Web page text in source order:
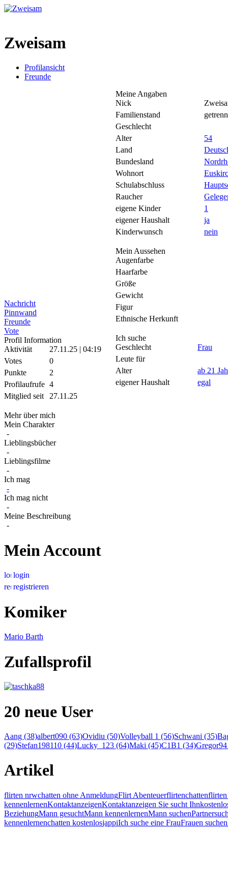
Zweisam
Profilansicht
Freunde
Nachricht
Pinnwand
Freunde
Vote
Profil Information
Aktivität
27.11.25 | 04:19
Votes
0
Punkte
2
Profilaufrufe 4
Mitglied seit
27.11.25
Meine Angaben
Nick
Familienstand
Geschlecht
Alter
54
Land
Bundesland
Wohnort
Schulabschluss
Raucher
eigene Kinder
1
eigener Haushalt
ja
Kinderwunsch
nein
Mein Aussehen
Augenfarbe
Haarfarbe
Größe
Gewicht
Figur
Ethnische Herkunft
Ich suche
Geschlecht
Frau
Leute für
Alter
ab 21
eigener Haushalt
egal
Mehr über mich
Mein Charakter
-
Lieblingsbücher
-
Lieblingsfilme
-
Ich mag
-
Ich mag nicht
-
Meine Beschreibung
-
Mein Account
login
registrieren
Komiker
Mario Barth
Zufallsprofil
20 neue User
Aang (38)albert090 (63)Ovidiu (50)Volleyball 1 (56)Schwani (35)
(29)Stefan198110 (44)Lucky_123 (64)Maki (45)C1B1 (34)
Artikel
flirten nrwchatten ohne AnmeldungFlirt Abenteuerflirtenchattenflirten
kennenlernenKontaktanzeigenKontaktanzeigen Sie sucht Ihn
BeziehungMann gesuchtMann kennenlernenMann suchen
kennenlernenchatten kostenlosjappiIch suche eine FrauFrauen suchen